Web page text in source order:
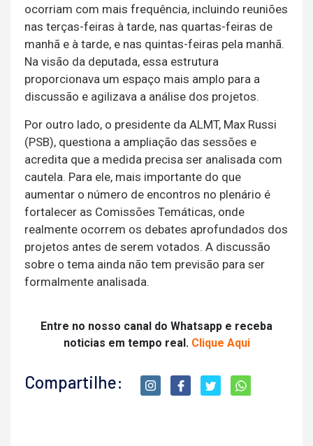
ocorriam com mais frequência, incluindo reuniões
nas terças-feiras à tarde, nas quartas-feiras de
manhã e à tarde, e nas quintas-feiras pela manhã.
Na visão da deputada, essa estrutura
proporcionava um espaço mais amplo para a
discussão e agilizava a análise dos projetos.
Por outro lado, o presidente da ALMT, Max Russi
(PSB), questiona a ampliação das sessões e
acredita que a medida precisa ser analisada com
cautela. Para ele, mais importante do que
aumentar o número de encontros no plenário é
fortalecer as Comissões Temáticas, onde
realmente ocorrem os debates aprofundados dos
projetos antes de serem votados. A discussão
sobre o tema ainda não tem previsão para ser
formalmente analisada.
Entre no nosso canal do Whatsapp e receba
noticias em tempo real. Clique Aqui
Compartilhe: